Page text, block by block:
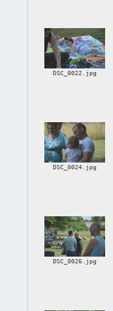
DSC_0022.jpg
DSC_0024.jpg
DSC_0026.jpg